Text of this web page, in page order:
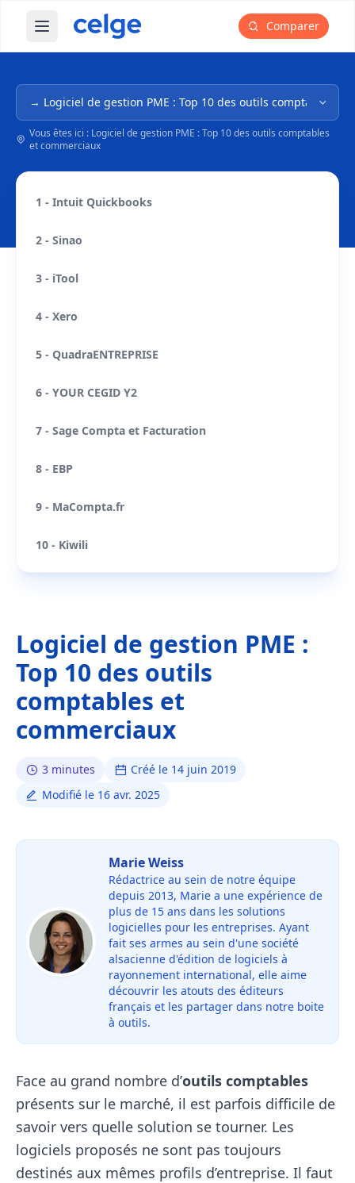
Ouvrir le menu principal Comparer
Navigation dans l'arborescence
Vous êtes ici : Logiciel de gestion PME : Top 10 des outils comptables
et commerciaux
1 - Intuit Quickbooks
2 - Sinao
3 - iTool
4 - Xero
5 - QuadraENTREPRISE
6 - YOUR CEGID Y2
7 - Sage Compta et Facturation
8 - EBP
9 - MaCompta.fr
10 - Kiwili
Logiciel de gestion PME :
Top 10 des outils
comptables et
commerciaux
3 minutes
Créé le 14 juin 2019
Modifié le 16 avr. 2025
Marie Weiss
Rédactrice au sein de notre équipe
depuis 2013, Marie a une expérience de
plus de 15 ans dans les solutions
logicielles pour les entreprises. Ayant
fait ses armes au sein d'une société
alsacienne d'édition de logiciels à
rayonnement international, elle aime
découvrir les atouts des éditeurs
français et les partager dans notre boite
à outils.
Face au grand nombre d’outils comptables
présents sur le marché, il est parfois difficile de
savoir vers quelle solution se tourner. Les
logiciels proposés ne sont pas toujours
destinés aux mêmes profils d’entreprise. Il faut